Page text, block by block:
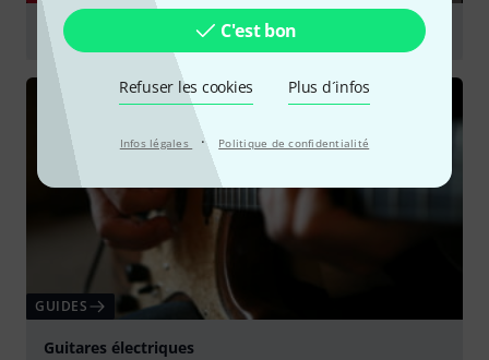
C'est bon
Refuser les cookies Plus d´infos
Infos légales · Politique de confidentialité
Icons: Noel Gallagher of Oasis
GUIDES
Guitares électriques